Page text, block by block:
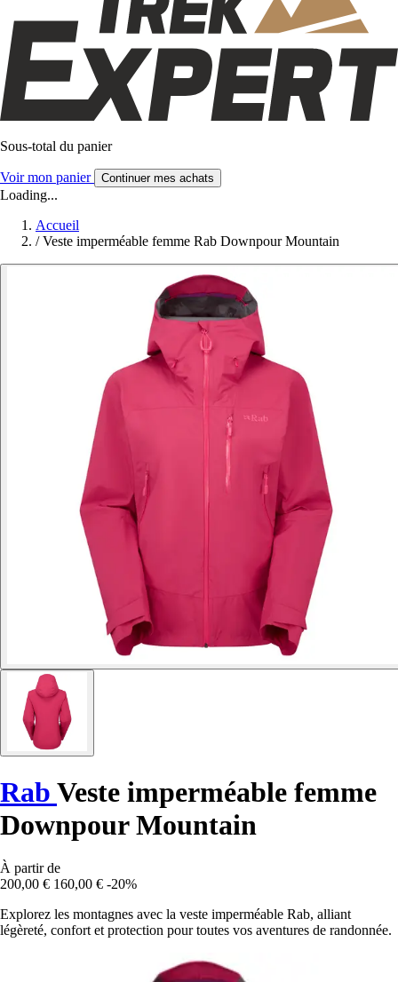
Sous-total du panier
Voir mon panier Continuer mes achats
Loading...
Accueil
/ Veste imperméable femme Rab Downpour Mountain
Rab Veste imperméable femme
Downpour Mountain
À partir de
200,00 € 160,00 € -20%
Explorez les montagnes avec la veste imperméable Rab, alliant
légèreté, confort et protection pour toutes vos aventures de randonnée.